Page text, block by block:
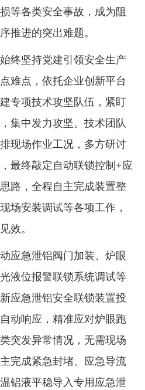
等各类安全事故，成为阻
推进的突出难题。
终坚持党建引领安全生产
难点，依托企业创新平台
专项技术攻坚队伍，紧盯
集中发力攻坚。技术团队
现场作业工况，多方研讨
最终敲定自动联锁控制+应
路，全程自主完成装置整
场安装调试等各项工作，
效。
应急泄铝阀门加装、炉眼
液位报警联锁系统调试等
应急泄铝安全联锁装置投
动响应，精准应对炉眼跑
突发异常情况，无需现场
完成紧急封堵、应急导流
铝液平稳导入专用应急泄